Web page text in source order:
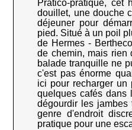
Pratico-pratique, cet
douillet, une douche
déjeuner pour
pied. Situé à un poil
de Hermes -
de chemin, mais rien
balade tranquille ne
c'est pas énorme
ici pour recharger un
quelques cafés
dégourdir les jambes
genre d'endroit
pratique pour une